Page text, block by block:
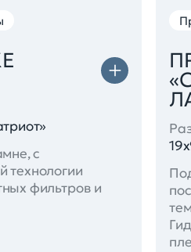
с
технологии
фильтров и